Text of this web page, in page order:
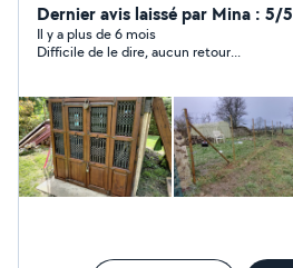
Dernier avis laissé par Mina : 5/5
Il y a plus de 6 mois
Difficile de le dire, aucun retour...